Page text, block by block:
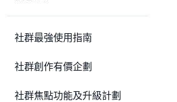
社群最強使用指南
社群創作有價企劃
社群焦點功能及升級計劃